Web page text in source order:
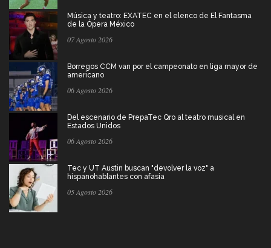
Música y teatro: EXATEC en el elenco de El Fantasma
de la Ópera México
07 Agosto 2026
Borregos CCM van por el campeonato en liga mayor de
americano
06 Agosto 2026
Del escenario de PrepaTec Qro al teatro musical en
Estados Unidos
06 Agosto 2026
Tec y UT Austin buscan "devolver la voz" a
hispanohablantes con afasia
05 Agosto 2026